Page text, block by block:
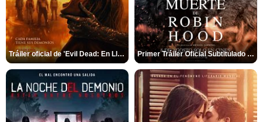
Tráiler oficial de 'Evil Dead: En Llamas' Primer Tráiler Oficial Subtitulado de 'La Muerte de Robin Hood'